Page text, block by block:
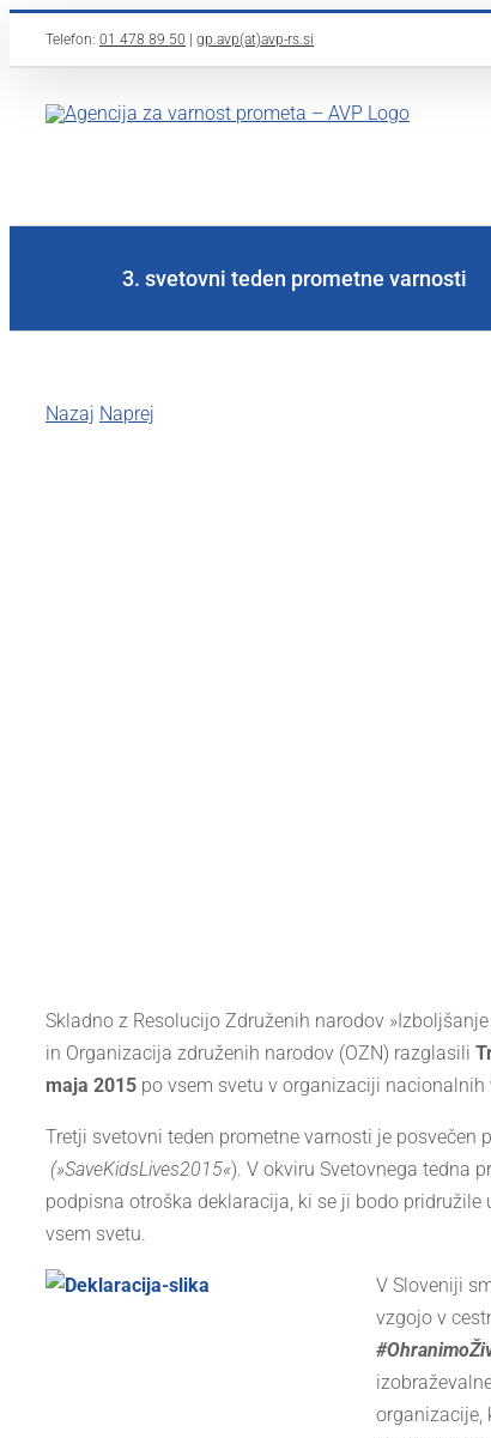
Telefon: 01 478 89 50 gp.avp(at)avp-rs.si
3. svetovni teden prometne varnosti
Nazaj Naprej
Skladno z Resolucijo Združenih narodov
in Organizacija združenih narodov (OZN) razglasili
maja 2015 po vsem svetu v organizaciji
Tretji svetovni teden prometne varnosti je posvečen
(»SaveKidsLives2015«). V okviru Svetovnega tedna
podpisna otroška deklaracija, ki se ji bodo
vsem svetu.
V Sloveniji
vzgojo v
#Ohranimo
organizacije,